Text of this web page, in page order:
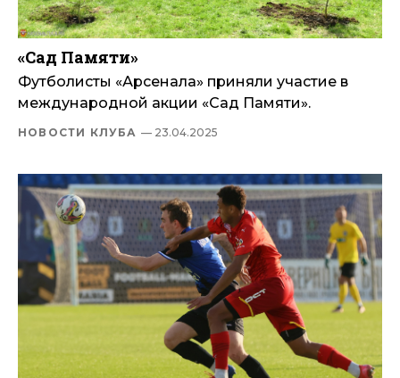
«Сад Памяти»
Футболисты «Арсенала» приняли участие в
международной акции «Сад Памяти».
НОВОСТИ КЛУБА — 23.04.2025